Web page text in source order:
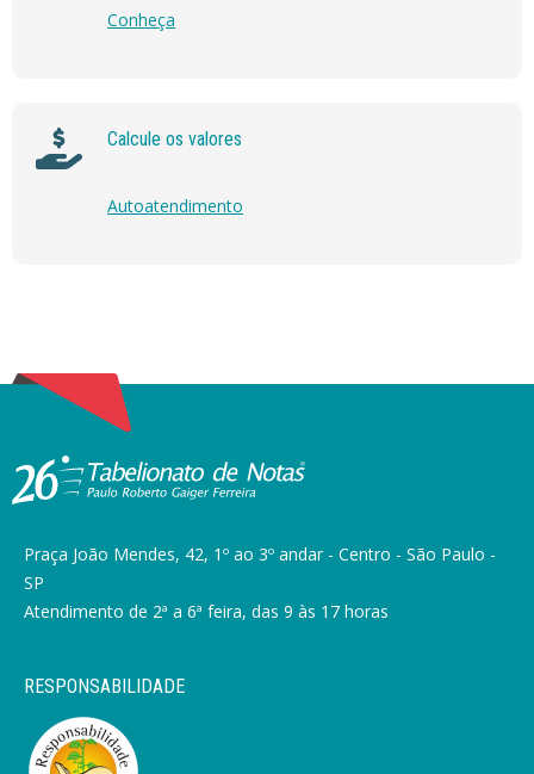
Conheça
Calcule os valores
Autoatendimento
Praça João Mendes, 42, 1º ao 3º andar - Centro - São Paulo -
SP
Atendimento de 2ª a 6ª feira, das 9 às 17 horas
RESPONSABILIDADE